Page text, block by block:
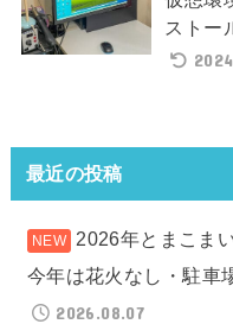
ストー
最近の投稿
2026年とまこま
今年は花火なし・駐車
2026.08.07